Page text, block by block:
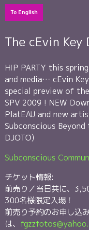
To English
The cEvin Key
HIP PARTY this
and media… cEvin
special preview of
SPV 2009 ! NEW
PlatEAU and new
Subconscious
DJOTO)
Subconscious
チケット情報:
前売り／当日共に、
300名様限定入場！
前売り予約のお申し込
は、